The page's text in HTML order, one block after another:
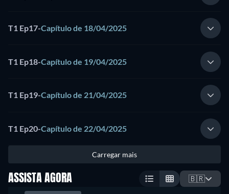
T1 Ep17-Capítulo de 18/04/2025
T1 Ep18-Capítulo de 19/04/2025
T1 Ep19-Capítulo de 21/04/2025
T1 Ep20-Capítulo de 22/04/2025
Carregar mais
ASSISTA AGORA 🇧🇷